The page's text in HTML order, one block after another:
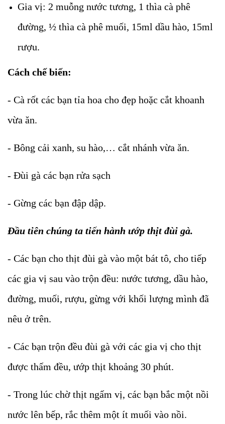
Gia vị: 2 muỗng nước tương, 1 thìa cà phê
đường, ½ thìa cà phê muối, 15ml dầu hào, 15ml
rượu.
Cách chế biến:
- Cà rốt các bạn tỉa hoa cho đẹp hoặc cắt khoanh
vừa ăn.
- Bông cải xanh, su hào,… cắt nhánh vừa ăn.
- Đùi gà các bạn rửa sạch
- Gừng các bạn đập dập.
Đầu tiên chúng ta tiến hành ướp thịt đùi gà.
- Các bạn cho thịt đùi gà vào một bát tô, cho tiếp
các gia vị sau vào trộn đều: nước tương, dầu hào,
đường, muối, rượu, gừng với khối lượng mình đã
nêu ở trên.
- Các bạn trộn đều đùi gà với các gia vị cho thịt
được thấm đều, ướp thịt khoảng 30 phút.
- Trong lúc chờ thịt ngấm vị, các bạn bắc một nồi
nước lên bếp, rắc thêm một ít muối vào nồi.